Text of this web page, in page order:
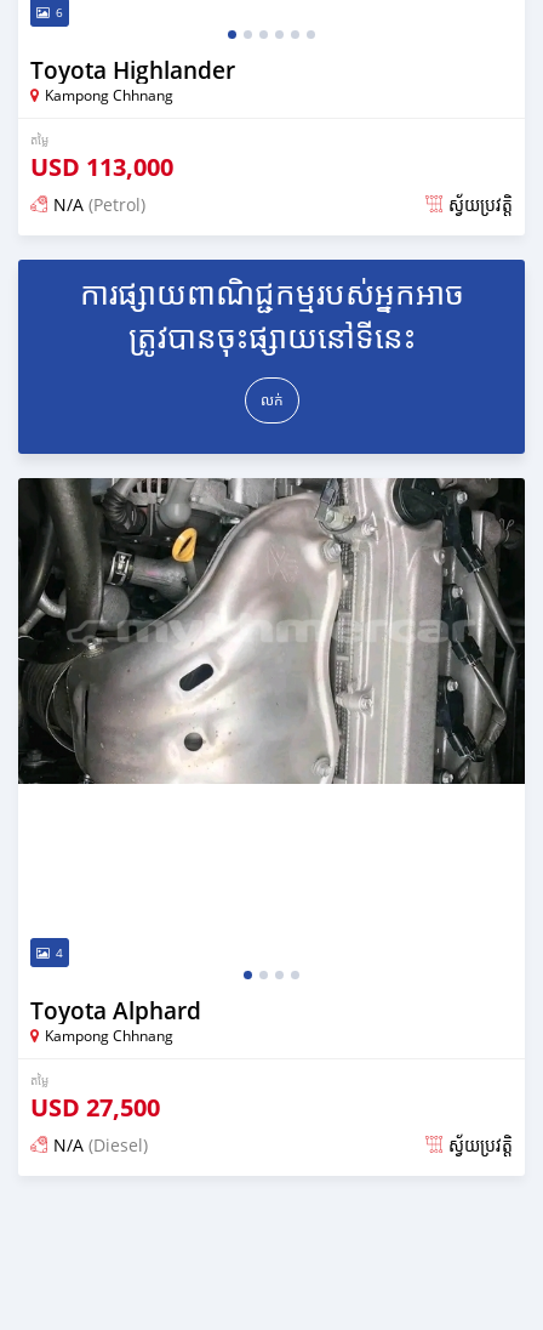
6
Toyota Highlander
Kampong Chhnang
តម្លៃ
USD 113,000
N/A (Petrol) ស្វ័យប្រវត្តិ
ប្រកាស over 1 year មុន
ការផ្សាយពាណិជ្ជកម្មរបស់អ្នកអាច
ត្រូវបានចុះផ្សាយនៅទីនេះ
លក់
4
Toyota Alphard
Kampong Chhnang
តម្លៃ
USD 27,500
N/A (Diesel) ស្វ័យប្រវត្តិ